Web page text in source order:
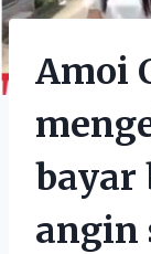
Amoi
bayar
angin